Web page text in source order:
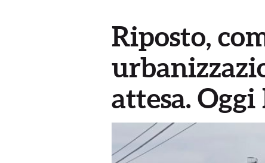
Riposto,
attesa.